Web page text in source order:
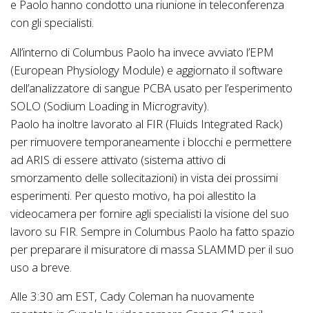
e Paolo hanno condotto una riunione in teleconferenza
con gli specialisti.
All’interno di Columbus Paolo ha invece avviato l’EPM
(European Physiology Module) e aggiornato il software
dell’analizzatore di sangue PCBA usato per l’esperimento
SOLO (Sodium Loading in Microgravity).
Paolo ha inoltre lavorato al FIR (Fluids Integrated Rack)
per rimuovere temporaneamente i blocchi e permettere
ad ARIS di essere attivato (sistema attivo di
smorzamento delle sollecitazioni) in vista dei prossimi
esperimenti. Per questo motivo, ha poi allestito la
videocamera per fornire agli specialisti la visione del suo
lavoro su FIR. Sempre in Columbus Paolo ha fatto spazio
per preparare il misuratore di massa SLAMMD per il suo
uso a breve.
Alle 3:30 am EST, Cady Coleman ha nuovamente